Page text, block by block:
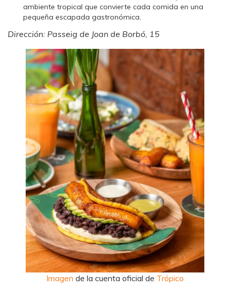
ambiente tropical que convierte cada comida en una
pequeña escapada gastronómica.
Dirección: Passeig de Joan de Borbó, 15
Imagen de la cuenta oficial de Trópico